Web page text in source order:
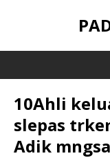
10Ahli
slepas
Adik